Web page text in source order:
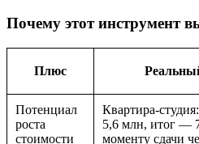
Почему этот инструмент
Плюс
Потенциал
роста
стоимости
Квартира-
5,6 млн, итог —
моменту сдачи